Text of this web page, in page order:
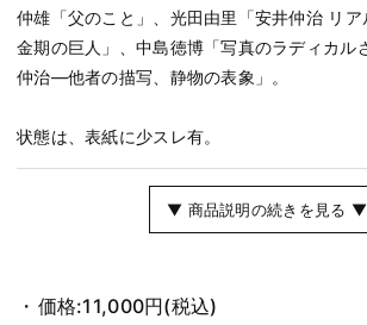
仲雄「父のこと」、光田由里「安井仲治 リ
金期の巨人」、中島徳博「写真のラディカル
仲治―他者の描写、静物の表象」。
状態は、表紙に少スレ有。
▼ 商品説明の続きを見る ▼
価格:11,000円(税込)